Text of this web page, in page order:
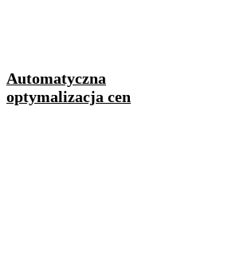
Automatyczna
optymalizacja cen